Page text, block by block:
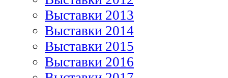
Выставки 2013
Выставки 2014
Выставки 2015
Выставки 2016